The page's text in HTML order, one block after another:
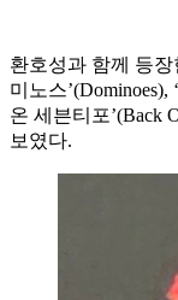
환호성과 함께 등장
미노스’(Dominoes),
온 세븐티포’(Back
보였다.